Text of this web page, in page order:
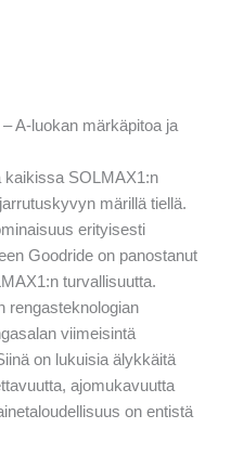
A-luokan märkäpitoa ja
kaikissa SOLMAX1:n
märillä tiellä.
erityisesti
Goodride on panostanut
turvallisuutta.
rengasteknologian
viimeisintä
on lukuisia älykkäitä
ajomukavuutta
on entistä